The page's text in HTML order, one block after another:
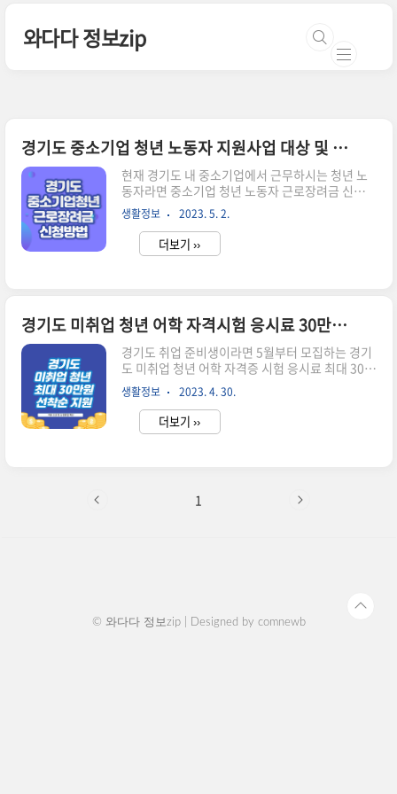
와다다 정보zip
경기도 중소기업 청년 노동자 지원사업 대상 및 신청방법
현재 경기도 내 중소기업에서 근무하시는 청년 노
동자라면 중소기업 청년 노동자 근로장려금 신청을
챙겨주시면 좋겠습니다. 5월 1일부터 1차 지원대
상 접수를 받고 있습니다. 2년간 총 480만원을 지
원한다고 하니 지원대상인지 확인하시고 신청방법
따라서 해주시길 바랍니다. 경기도 일자리재단 홈
거 같습니다. 상세 내용은 아래 본문에서 확인하실
수 있습니다. 중소기업 청년 노동자 지원사업 신청
대상 아래 세가지 조건을 모두 충족해야 신청 대상
이 됩니다. 홈페이지에서 신청 대상인지 바로 조회
해 볼 수 있으니 헷갈리시는 분들은 조회 페이지에
서 본인의 조건을 체크하고 ..
생활정보 2023. 5. 2.
더보기 ››
경기도 미취업 청년 어학 자격시험 응시료 30만원 지원 신청방법
경기도 취업 준비생이라면 5월부터 모집하는 경기
도 미취업 청년 어학 자격증 시험 응시료 최대 30만
원 지원 사업을 잊지 말고 신청해 주시길 바랍니다.
5월 1일부터 지역 예산에 따라 선찬순으로 마감한
다고 하니 서둘러 주셔야겠죠? 경기도일자리재단
통합접수시스템에서 신청가능합니다. 선착순마감!
서 확인이 필요합니다. 경기도 미취업청년 어학 자
격시험 응시료 지원대상 ■ 지원 대상: 미취업 청년
생활정보 2023. 4. 30.
더보기 ››
1
© 와다다 정보zip | Designed by comnewb